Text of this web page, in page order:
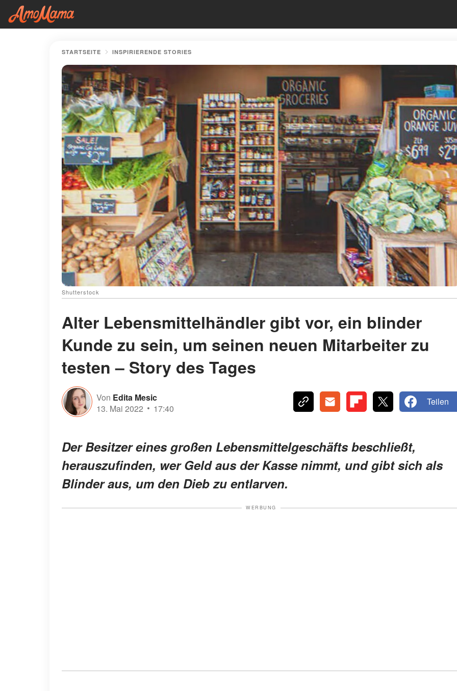
STARTSEITE INSPIRIERENDE STORIES
Shutterstock
Alter Lebensmittelhändler gibt vor, ein blinder
Kunde zu sein, um seinen neuen Mitarbeiter zu
testen – Story des Tages
Von Edita Mesic
13. Mai 2022
17:40
Teilen
Der Besitzer eines großen Lebensmittelgeschäfts beschließt,
herauszufinden, wer Geld aus der Kasse nimmt, und gibt sich als
Blinder aus, um den Dieb zu entlarven.
WERBUNG